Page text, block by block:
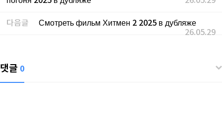
다음글
Смотреть фильм Хитмен 2 2025 в дубляже
26.05.29
댓글 0